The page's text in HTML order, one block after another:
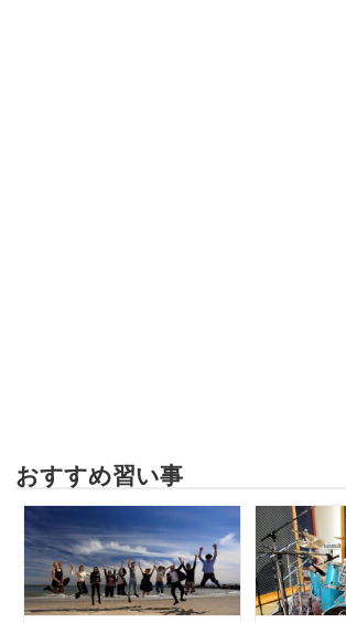
おすすめ習い事